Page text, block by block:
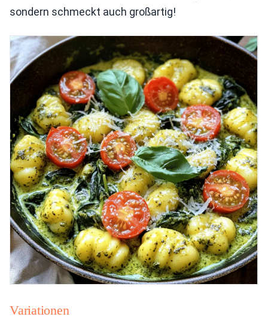
sondern schmeckt auch großartig!
Variationen